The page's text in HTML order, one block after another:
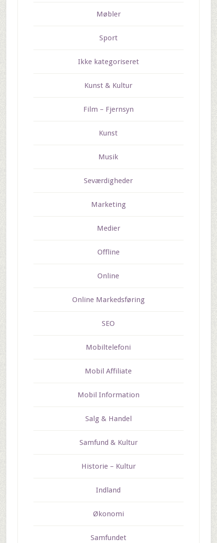
Møbler
Sport
Ikke kategoriseret
Kunst & Kultur
Film – Fjernsyn
Kunst
Musik
Seværdigheder
Marketing
Medier
Offline
Online
Online Markedsføring
SEO
Mobiltelefoni
Mobil Affiliate
Mobil Information
Salg & Handel
Samfund & Kultur
Historie – Kultur
Indland
Økonomi
Samfundet